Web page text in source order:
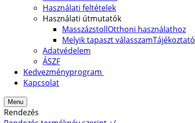
Használati feltételek
Használati útmutatók
MasszázstollOtthoni használathoz
Melyik tapaszt válasszamTájékoztató
Adatvédelem
ÁSZF
Kedvezményprogram
Kapcsolat
Menu
Rendezés